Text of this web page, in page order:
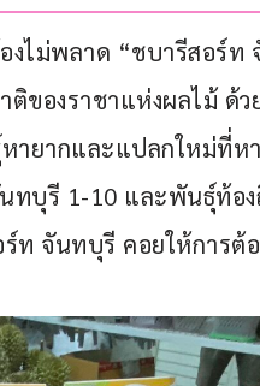
งไม่พลาด “ชบารีสอร์
ของราชาแห่งผลไม้ ด้ว
ายากและแปลกใหม่ที่ห
ทบุรี 1-10 และพันธุ์ท้อ
ท จันทบุรี คอยให้การต้